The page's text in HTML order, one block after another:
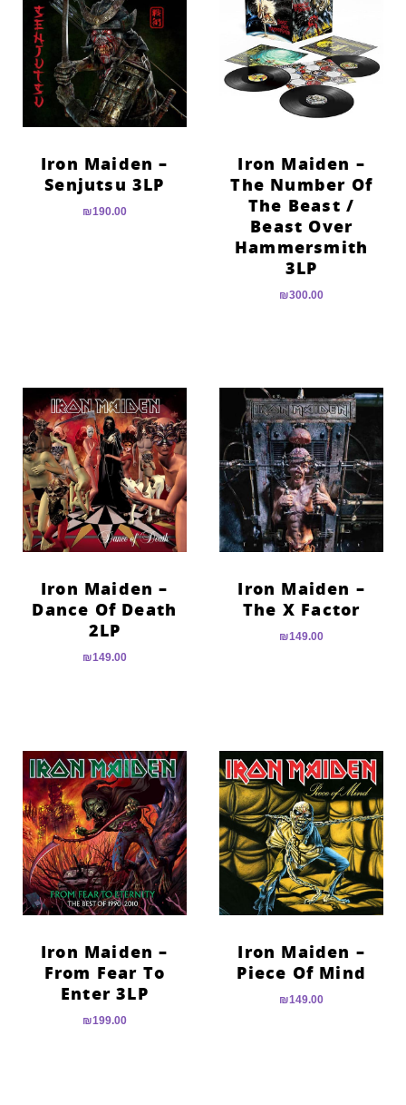
הוסף קו תחתון לקישורים
font_download סמן קישורים
לאפס
Iron Maiden –
The Number Of
The Beast /
Beast Over
Hammersmith
3LP
₪300.00
Iron Maiden –
Senjutsu 3LP
₪190.00
Iron Maiden –
The X Factor
₪149.00
Iron Maiden –
Dance Of Death
2LP
₪149.00
Iron Maiden –
Piece Of Mind
₪149.00
Iron Maiden –
From Fear To
Enter 3LP
₪199.00